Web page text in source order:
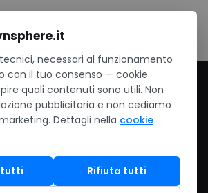
Software
Software
continuativa del tuo
365: supporto agli utenti,
necessari al funzionamento
con il tuo consenso — cookie
quali contenuti sono utili. Non
pubblicitaria e non cediamo
Dettagli nella cookie
Rifiuta tutti